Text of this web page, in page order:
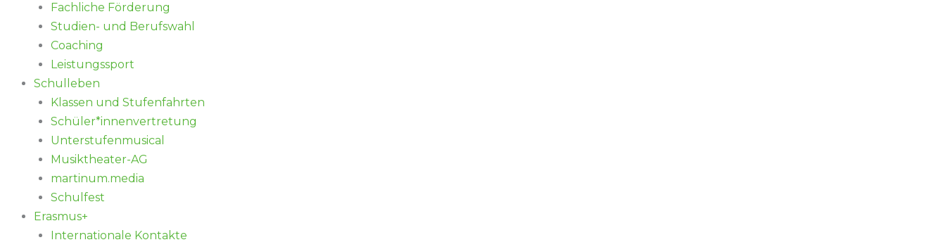
Fachliche Förderung
Studien- und Berufswahl
Coaching
Leistungssport
Schulleben
Klassen und Stufenfahrten
Schüler*innenvertretung
Unterstufenmusical
Musiktheater-AG
martinum.media
Schulfest
Erasmus+
Internationale Kontakte